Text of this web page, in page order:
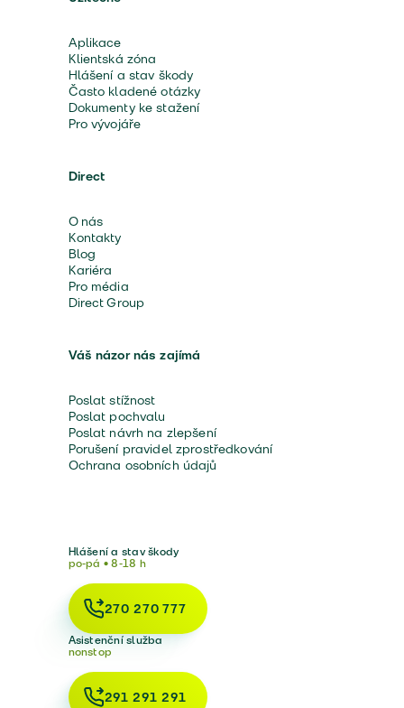
Aplikace
Klientská zóna
Hlášení a stav škody
Často kladené otázky
Dokumenty ke stažení
Pro vývojáře
Direct
O nás
Kontakty
Blog
Kariéra
Pro média
Direct Group
Váš názor nás zajímá
Poslat stížnost
Poslat pochvalu
Poslat návrh na zlepšení
Porušení pravidel zprostředkování
Ochrana osobních údajů
Hlášení a stav škody
po-pá • 8-18 h
270 270 777
Asistenční služba
nonstop
291 291 291